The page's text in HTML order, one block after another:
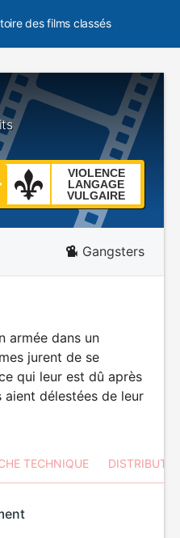
des films classés
VIOLENCE
LANGAGE
VULGAIRE
Gangsters
armée dans un
jurent de se
qui leur est dû après
délestées de leur
TECHNIQUE